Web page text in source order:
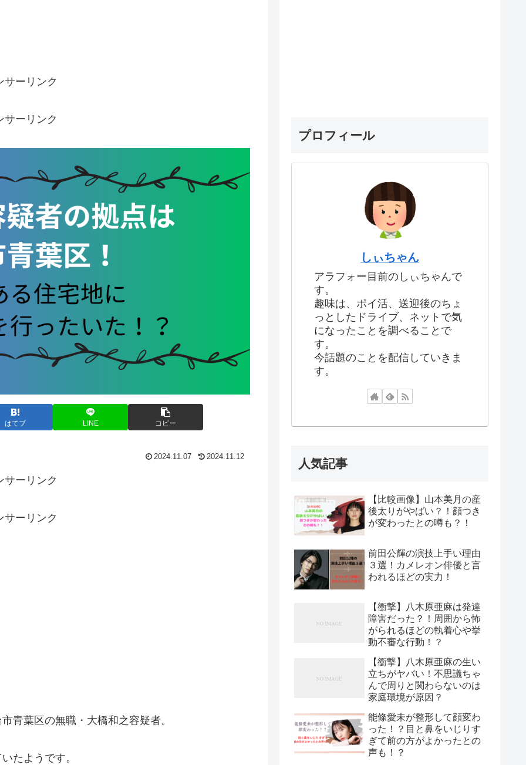
サーリンク
サーリンク
はてブ LINE コピー
2024.11.07 2024.11.12
サーリンク
サーリンク
青葉区の無職・大橋和之容疑者。
たようです。
プロフィール
しぃちゃん
アラフォー目前のしぃちゃんで
す。
趣味は、ポイ活、送迎後のちょ
っとしたドライブ、ネットで気
になったことを調べることで
す。
今話題のことを配信していきま
す。
人気記事
【比較画像】山本美月の産
後太りがやばい？！顔つき
が変わったとの噂も？！
前田公輝の演技上手い理由
３選！カメレオン俳優と言
われるほどの実力！
【衝撃】八木原亜麻は発達
障害だった？！周囲から怖
がられるほどの執着心や挙
動不審な行動！？
【衝撃】八木原亜麻の生い
立ちがヤバい！不思議ちゃ
んで周りと関わらないのは
家庭環境が原因？
能條愛未が整形して顔変わ
った！？目と鼻をいじりす
ぎて前の方がよかったとの
声も！？